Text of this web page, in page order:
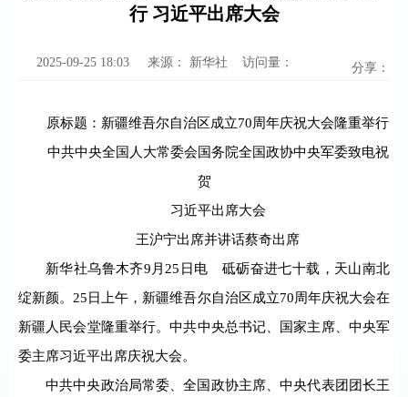
行 习近平出席大会
2025-09-25 18:03 来源： 新华社 访问量： 分享：
原标题：新疆维吾尔自治区成立70周年庆祝大会隆重举行
中共中央全国人大常委会国务院全国政协中央军委致电祝
贺
习近平出席大会
王沪宁出席并讲话蔡奇出席
新华社乌鲁木齐9月25日电 砥砺奋进七十载，天山南北
绽新颜。25日上午，新疆维吾尔自治区成立70周年庆祝大会在
新疆人民会堂隆重举行。中共中央总书记、国家主席、中央军
委主席习近平出席庆祝大会。
中共中央政治局常委、全国政协主席、中央代表团团长王